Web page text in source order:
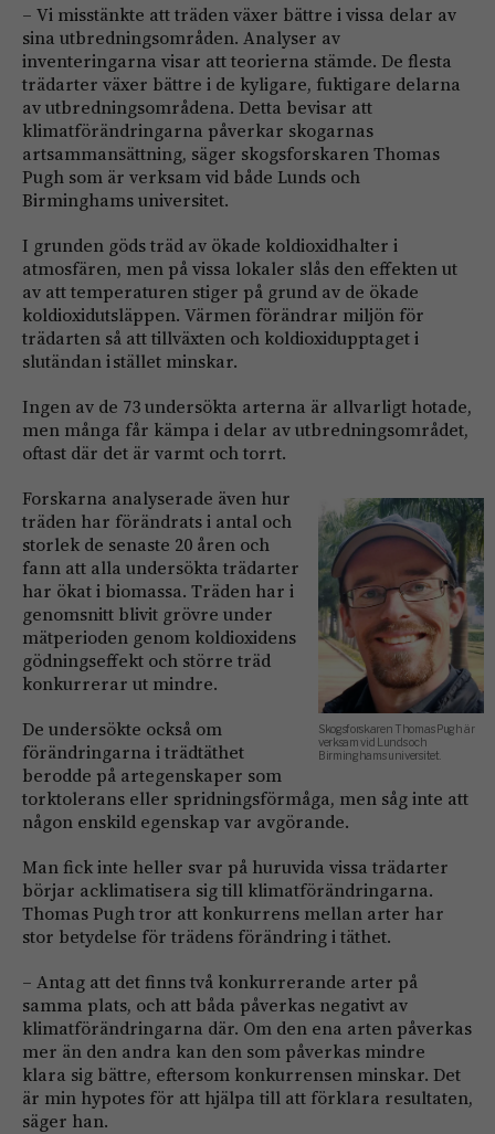
– Vi misstänkte att träden växer bättre i vissa delar av
sina utbredningsområden. Analyser av
inventeringarna visar att teorierna stämde. De flesta
trädarter växer bättre i de kyligare, fuktigare delarna
av utbredningsområdena. Detta bevisar att
klimatförändringarna påverkar skogarnas
artsammansättning, säger skogsforskaren Thomas
Pugh som är verksam vid både Lunds och
Birminghams universitet.
I grunden göds träd av ökade koldioxidhalter i
atmosfären, men på vissa lokaler slås den effekten ut
av att temperaturen stiger på grund av de ökade
koldioxidutsläppen. Värmen förändrar miljön för
trädarten så att tillväxten och koldioxidupptaget i
slutändan i stället minskar.
Ingen av de 73 undersökta arterna är allvarligt hotade,
men många får kämpa i delar av utbredningsområdet,
oftast där det är varmt och torrt.
Skogsforskaren Thomas Pugh är
verksam vid Lunds och
Birminghams universitet.
Forskarna analyserade även hur
träden har förändrats i antal och
storlek de senaste 20 åren och
fann att alla undersökta trädarter
har ökat i biomassa. Träden har i
genomsnitt blivit grövre under
mätperioden genom koldioxidens
gödningseffekt och större träd
konkurrerar ut mindre.
De undersökte också om
förändringarna i trädtäthet
berodde på artegenskaper som
torktolerans eller spridningsförmåga, men såg inte att
någon enskild egenskap var avgörande.
Man fick inte heller svar på huruvida vissa trädarter
börjar acklimatisera sig till klimatförändringarna.
Thomas Pugh tror att konkurrens mellan arter har
stor betydelse för trädens förändring i täthet.
– Antag att det finns två konkurrerande arter på
samma plats, och att båda påverkas negativt av
klimatförändringarna där. Om den ena arten påverkas
mer än den andra kan den som påverkas mindre
klara sig bättre, eftersom konkurrensen minskar. Det
är min hypotes för att hjälpa till att förklara resultaten,
säger han.